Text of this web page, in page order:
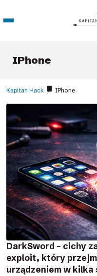
IPhone
Kapitan Hack / IPhone
DarkSword – cichy
exploit, który
urządzeniem w kilka